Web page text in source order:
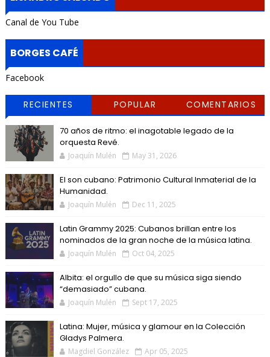
Canal de You Tube
BORGES CAFÉ
Facebook
RECIENTES POPULAR COMENTARIOS
70 años de ritmo: el inagotable legado de la
orquesta Revé.
Joaquín Mulén May 31, 2026
El son cubano: Patrimonio Cultural Inmaterial de la
Humanidad.
Joaquín Mulén Dec 11, 2025
Latin Grammy 2025: Cubanos brillan entre los
nominados de la gran noche de la música latina.
Joaquín Mulén Oct 04, 2025
Albita: el orgullo de que su música siga siendo
“demasiado” cubana.
Joaquín Mulén Sept 17, 2025
Latina: Mujer, música y glamour en la Colección
Gladys Palmera.
Magdiel González Apr 05, 2025